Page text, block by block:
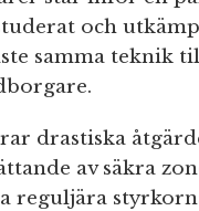
och
samma teknik
drastiska
av säkra
reguljära